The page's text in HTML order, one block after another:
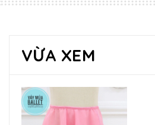
VỪA XEM